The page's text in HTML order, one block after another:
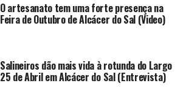
O artesanato tem uma forte presença na
Feira de Outubro de Alcácer do Sal (Video)
Salineiros dão mais vida à rotunda do Largo
25 de Abril em Alcácer do Sal (Entrevista)